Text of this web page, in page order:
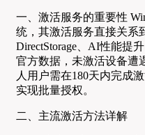
一、激活服务的重要性
统，其激活服务直接关系
DirectStorage、AI性能提
官方数据，未激活设备遭
人用户需在180天内完成
实现批量授权。
二、主流激活方法详解